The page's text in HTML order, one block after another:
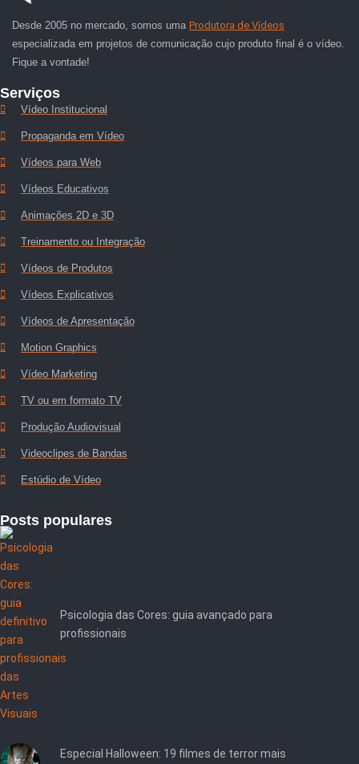
Desde 2005 no mercado, somos uma Produtora de Vídeos
especializada em projetos de comunicação cujo produto final é o vídeo.
Fique a vontade!
Serviços
Vídeo Institucional
Propaganda em Vídeo
Vídeos para Web
Vídeos Educativos
Animações 2D e 3D
Treinamento ou Integração
Vídeos de Produtos
Vídeos Explicativos
Vídeos de Apresentação
Motion Graphics
Vídeo Marketing
TV ou em formato TV
Produção Audiovisual
Videoclipes de Bandas
Estúdio de Vídeo
Posts populares
Psicologia das Cores: guia avançado para
profissionais
Especial Halloween: 19 filmes de terror mais